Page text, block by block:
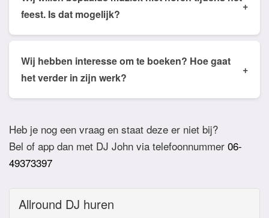
om bepaalde nummers of muziekstijlen uit te
worden gemaakt van de microfoon voor een
feest. Is dat mogelijk?
+
de email of app welke nummers of stijlen jullie niet
willen horen. De DJ houdt daar dan rekening mee.
Wij hebben interesse om te boeken? Hoe gaat
het verder in zijn werk?
+
zodat het feest definitief geboekt is. Wij vragen
overigens geen aanbetaling. Tegen die dat het
feest eraan komt zullen we nog even contact
hebben betreft de muziekwensen en de planning
van de avond. Daarnaast zijn wij altijd bereikbaar
zowel telefonisch, via e-mail of de app.
Heb je nog een vraag en staat deze er niet bij?
Bel of app dan met DJ John via telefoonnummer 06-
49373397
Allround DJ huren